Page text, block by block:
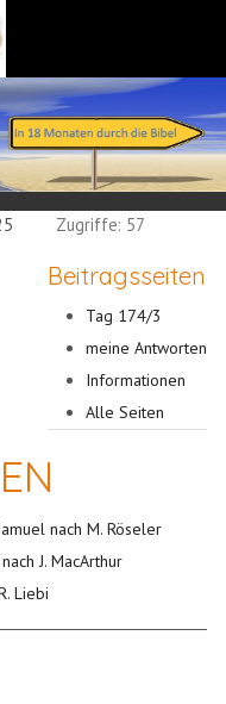
Zugriffe: 57
Beitragsseiten
Tag 174/3
meine Antworten
Informationen
Alle Seiten
nach M. Röseler
J. MacArthur
Liebi